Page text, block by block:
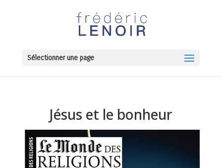
Sélectionner une page
Jésus et le bonheur